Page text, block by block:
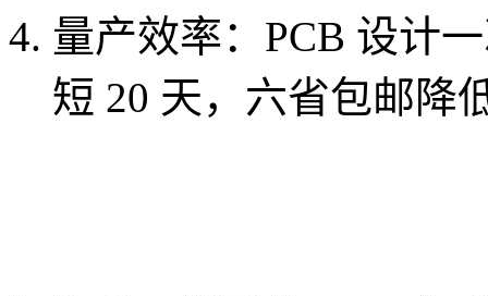
量产效率：PCB 设计
短 20 天，六省包邮降